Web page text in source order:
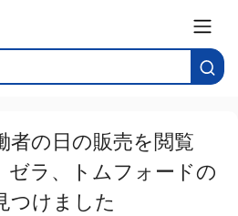
の日の販売を閲覧
ゼラ、トムフォードの
つけました